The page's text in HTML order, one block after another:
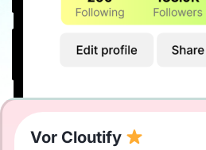
Vor Cloutify